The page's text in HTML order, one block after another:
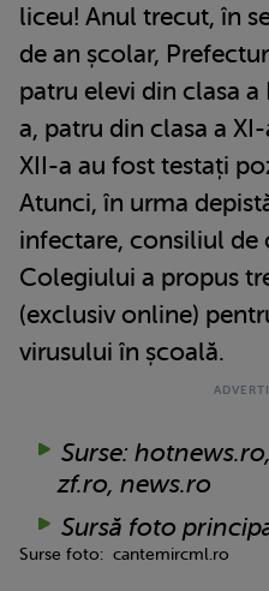
liceu! Anul trecut, în
de an școlar,
patru elevi din clasa a
a, patru din clasa a
XII-a au fost testați
Atunci, în urma
infectare, consiliul de
Colegiului a propus
(exclusiv online)
virusului în școală.
Surse:
zf.ro, news.ro
Sursă foto
Surse foto: cantemircml.ro